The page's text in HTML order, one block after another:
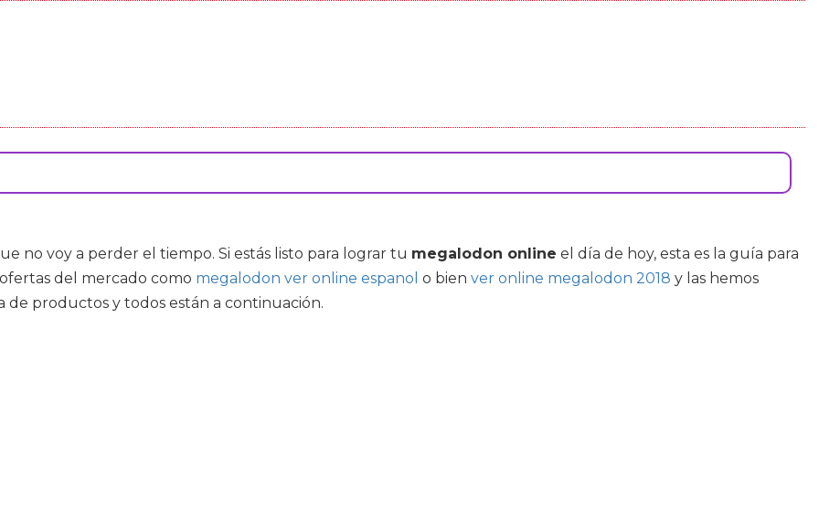
no voy a perder el tiempo. Si estás listo para lograr tu megalodon online el día de hoy, esta es la guía para
del mercado como megalodon ver online espanol o bien ver online megalodon 2018 y las hemos
productos y todos están a continuación.